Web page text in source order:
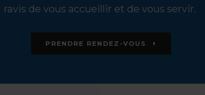
ravis de vous accueillir et de vous servir.
PRENDRE RENDEZ-VOUS